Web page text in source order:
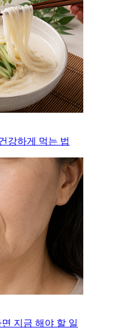
강하게 먹는 법
지금 해야 할 일